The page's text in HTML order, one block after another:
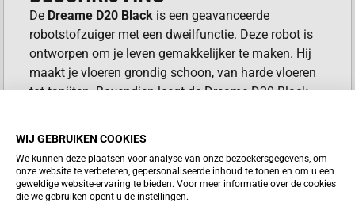
De Dreame D20 Black is een geavanceerde
robotstofzuiger met een dweilfunctie. Deze robot is
ontworpen om je leven gemakkelijker te maken. Hij
maakt je vloeren grondig schoon, van harde vloeren
tot tapijten. Bovendien leegt de Dreame D20 Black
VOORDELEN DREAME D20
BLACK
WIJ GEBRUIKEN COOKIES
We kunnen deze plaatsen voor analyse van onze bezoekersgegevens, om
onze website te verbeteren, gepersonaliseerde inhoud te tonen en om u een
geweldige website-ervaring te bieden. Voor meer informatie over de cookies
die we gebruiken opent u de instellingen.